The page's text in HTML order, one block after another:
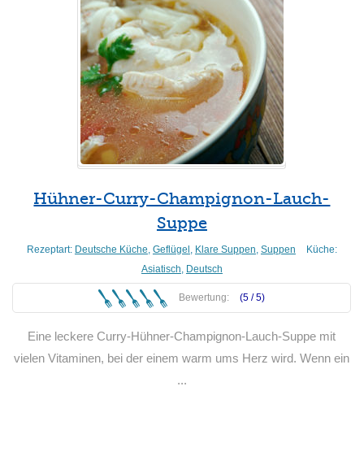
Hühner-Curry-Champignon-Lauch-
Suppe
Rezeptart: Deutsche Küche, Geflügel , Klare Suppen, Suppen
Küche:
Asiatisch, Deutsch
Bewertung: (5 /5)
Eine leckere Curry-Hühner-Champignon-Lauch-Suppe mit
vielen Vitaminen, bei der einem warm ums Herz wird. Wenn ein
...